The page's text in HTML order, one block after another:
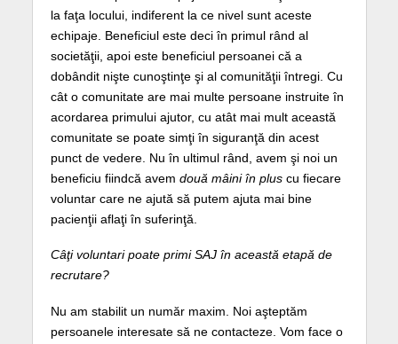
la faţa locului, indiferent la ce nivel sunt aceste
echipaje. Beneficiul este deci în primul rând al
societăţii, apoi este beneficiul persoanei că a
dobândit nişte cunoştinţe şi al comunităţii întregi. Cu
cât o comunitate are mai multe persoane instruite în
acordarea primului ajutor, cu atât mai mult această
comunitate se poate simţi în siguranţă din acest
punct de vedere. Nu în ultimul rând, avem şi noi un
beneficiu fiindcă avem două mâini în pluscu fiecare
voluntar care ne ajută să putem ajuta mai bine
pacienţii aflaţi în suferinţă.
Câţi voluntari poate primi SAJ în această etapă de
recrutare?
Nu am stabilit un număr maxim. Noi aşteptăm
persoanele interesate să ne contacteze. Vom face o